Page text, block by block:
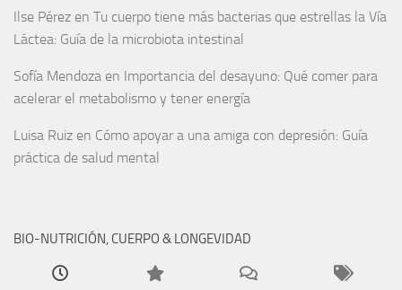
Ilse Pérez en Tu cuerpo tiene más bacterias que estrellas la Vía
Láctea: Guía de la microbiota intestinal
Sofía Mendoza en Importancia del desayuno: Qué comer para
acelerar el metabolismo y tener energía
Luisa Ruiz en Cómo apoyar a una amiga con depresión: Guía
práctica de salud mental
BIO-NUTRICIÓN, CUERPO & LONGEVIDAD